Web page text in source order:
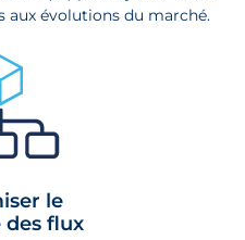
aux évolutions du marché.
le
flux